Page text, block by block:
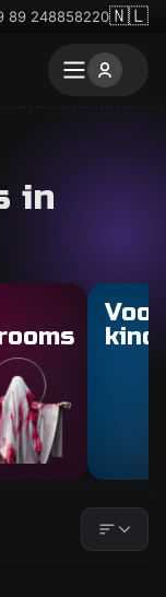
89 248858220🇳🇱
in
Voor